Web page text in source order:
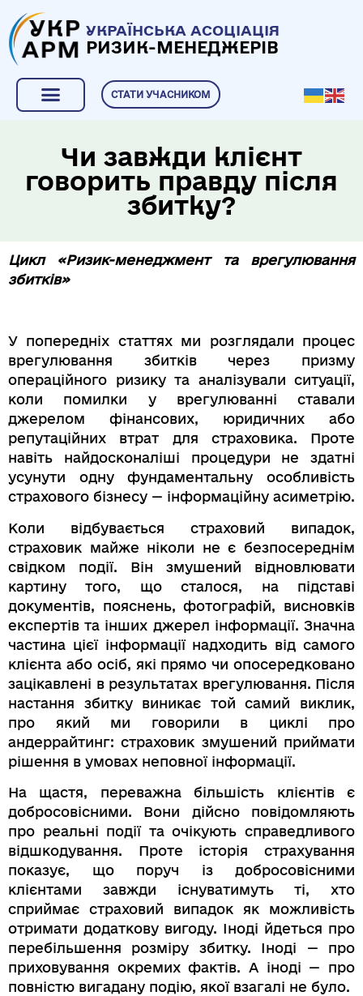
УКРАЇНСЬКА АСОЦІАЦІЯ
РИЗИК-МЕНЕДЖЕРІВ
СТАТИ УЧАСНИКОМ
Чи завжди клієнт
говорить правду після
збитку?
Цикл «Ризик-менеджмент та врегулювання
збитків»
У попередніх статтях ми розглядали процес
врегулювання збитків через призму
операційного ризику та аналізували ситуації,
коли помилки у врегулюванні ставали
джерелом фінансових, юридичних або
репутаційних втрат для страховика. Проте
навіть найдосконаліші процедури не здатні
усунути одну фундаментальну особливість
страхового бізнесу — інформаційну асиметрію.
Коли відбувається страховий випадок,
страховик майже ніколи не є безпосереднім
свідком події. Він змушений відновлювати
картину того, що сталося, на підставі
документів, пояснень, фотографій, висновків
експертів та інших джерел інформації. Значна
частина цієї інформації надходить від самого
клієнта або осіб, які прямо чи опосередковано
зацікавлені в результатах врегулювання. Після
настання збитку виникає той самий виклик,
про який ми говорили в циклі про
андеррайтинг: страховик змушений приймати
рішення в умовах неповної інформації.
На щастя, переважна більшість клієнтів є
добросовісними. Вони дійсно повідомляють
про реальні події та очікують справедливого
відшкодування. Проте історія страхування
показує, що поруч із добросовісними
клієнтами завжди існуватимуть ті, хто
сприймає страховий випадок як можливість
отримати додаткову вигоду. Іноді йдеться про
перебільшення розміру збитку. Іноді — про
приховування окремих фактів. А іноді — про
повністю вигадану подію, якої взагалі не було.